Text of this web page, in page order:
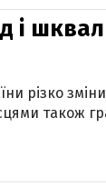
і
різко
також